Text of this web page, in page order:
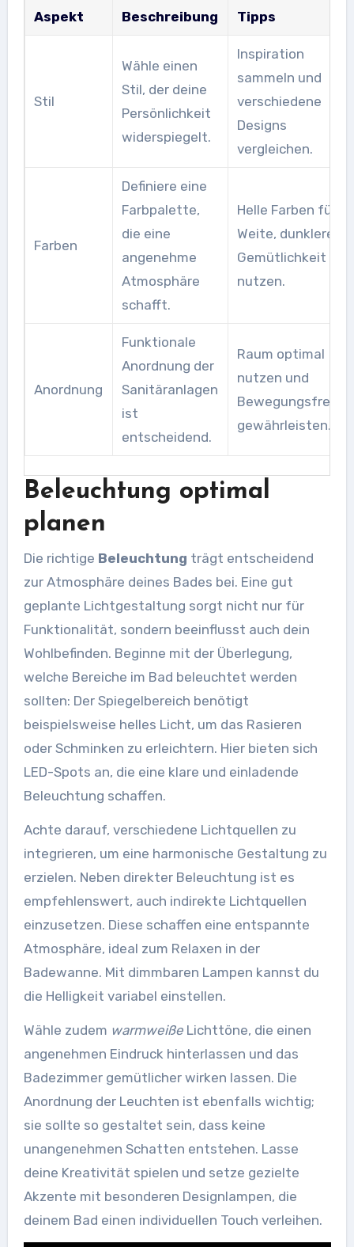
Aspekt Beschreibung Tipps
Stil
Wähle einen
Stil, der deine
Persönlichkeit
widerspiegelt.
Inspiration
sammeln und
verschiedene
Designs
vergleichen.
Farben
Definiere eine
Farbpalette,
die eine
angenehme
Atmosphäre
schafft.
Helle Farben für
Weite, dunklere
Gemütlichkeit
nutzen.
Anordnung
Funktionale
Anordnung der
Sanitäranlagen
ist
entscheidend.
Raum optimal
nutzen und
gewährleisten.
Beleuchtung optimal
planen
Die richtige Beleuchtung trägt entscheidend
zur Atmosphäre deines Bades bei. Eine gut
geplante Lichtgestaltung sorgt nicht nur für
Funktionalität, sondern beeinflusst auch dein
Wohlbefinden. Beginne mit der Überlegung,
welche Bereiche im Bad beleuchtet werden
sollten: Der Spiegelbereich benötigt
beispielsweise helles Licht, um das Rasieren
oder Schminken zu erleichtern. Hier bieten sich
LED-Spots an, die eine klare und einladende
Beleuchtung schaffen.
Achte darauf, verschiedene Lichtquellen zu
integrieren, um eine harmonische Gestaltung zu
erzielen. Neben direkter Beleuchtung ist es
empfehlenswert, auch indirekte Lichtquellen
einzusetzen. Diese schaffen eine entspannte
Atmosphäre, ideal zum Relaxen in der
Badewanne. Mit dimmbaren Lampen kannst du
die Helligkeit variabel einstellen.
Wähle zudem warmweißeLichttöne, die einen
angenehmen Eindruck hinterlassen und das
Badezimmer gemütlicher wirken lassen. Die
Anordnung der Leuchten ist ebenfalls wichtig;
sie sollte so gestaltet sein, dass keine
unangenehmen Schatten entstehen. Lasse
deine Kreativität spielen und setze gezielte
Akzente mit besonderen Designlampen, die
deinem Bad einen individuellen Touch verleihen.